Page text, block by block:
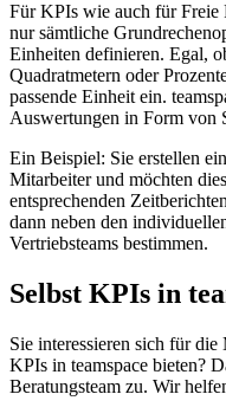
Für KPIs wie auch für Freie
nur sämtliche
Einheiten definieren. Egal,
Quadratmetern oder
passende Einheit ein.
Auswertungen in Form von
Ein Beispiel: Sie erstellen
Mitarbeiter und möchten
entsprechenden
dann neben den
Vertriebsteams bestimmen.
Selbst KPIs in
Sie interessieren sich für
KPIs in teamspace bieten?
Beratungsteam zu. Wir